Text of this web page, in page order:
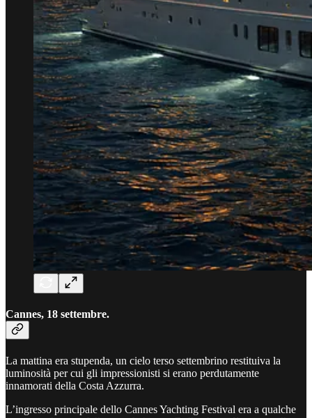
Cannes, 18 settembre.
La mattina era stupenda, un cielo terso settembrino restituiva la
luminosità per cui gli impressionisti si erano perdutamente
innamorati della Costa Azzurra.
L’ingresso principale dello Cannes Yachting Festival era a qualche